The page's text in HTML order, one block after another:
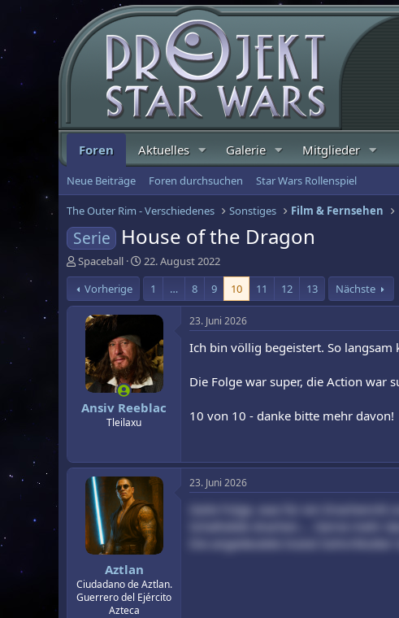
Foren Aktuelles Galerie Mitglieder
Neue Beiträge Foren durchsuchen Star Wars Rollenspiel
The Outer Rim - Verschiedenes Sonstiges Film & Fernsehen
Serie House of the Dragon
E
r
s
t
Spaceball
E
r
t
e
t
a
m
22. August 2022
Vorherige
1 … 8 9 10 11 12 13 Nächste
Ansiv Reeblac
Tleilaxu
23. Juni 2026
Ich bin völlig begeistert. So
Die Folge war super, die Action war
10 von 10 - danke bitte mehr davon!
Aztlan
Ciudadano de Aztlan.
Guerrero del Ejército
Azteca
23. Juni 2026
Geile Folge, was für ein Drachenritt
Die angedeutete Inzest Sohn/